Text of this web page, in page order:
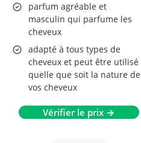
parfum agréable et
masculin qui parfume les
cheveux
adapté à tous types de
cheveux et peut être utilisé
quelle que soit la nature de
vos cheveux
Vérifier le prix →